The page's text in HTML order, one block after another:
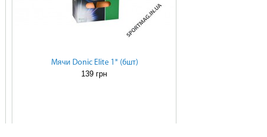
Мячи Donic Elite 1* (6шт)
139 грн